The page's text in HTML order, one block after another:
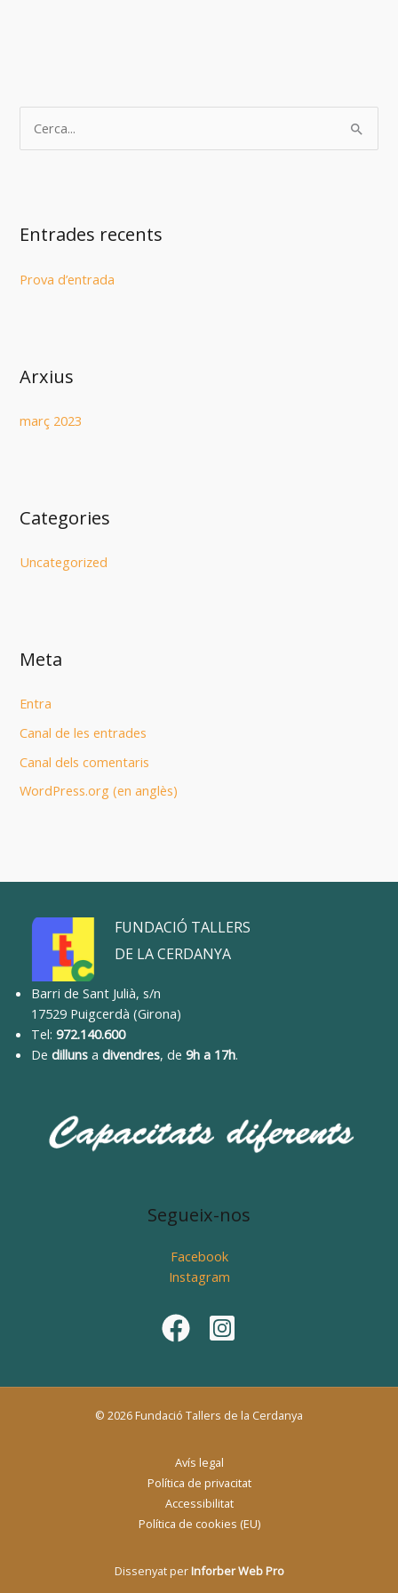
a
Entrades recents
Prova d’entrada
Arxius
març 2023
Categories
Uncategorized
Meta
Entra
Canal de les entrades
Canal dels comentaris
WordPress.org (en anglès)
FUNDACIÓ TALLERS
DE LA CERDANYA
Barri de Sant Julià, s/n
17529 Puigcerdà (Girona)
Tel: 972.140.600
De dilluns a divendres, de 9h a 17h.
Segueix-nos
Facebook
Instagram
© 2026 Fundació Tallers de la Cerdanya
Avís legal
Política de privacitat
Accessibilitat
Política de cookies (EU)
Dissenyat perInforber Web Pro